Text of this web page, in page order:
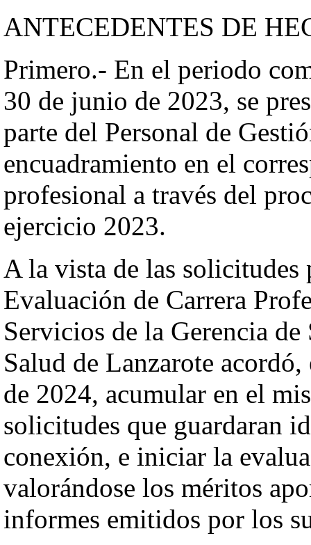
ANTECEDENTES DE
Primero.- En el periodo
30 de junio de 2023, se
parte del Personal de
encuadramiento en el
profesional a través del
ejercicio 2023.
A la vista de las solicitudes
Evaluación de Carrera
Servicios de la Gerencia
Salud de Lanzarote
de 2024, acumular en el
solicitudes que guardaran
conexión, e iniciar la
valorándose los méritos
informes emitidos por los